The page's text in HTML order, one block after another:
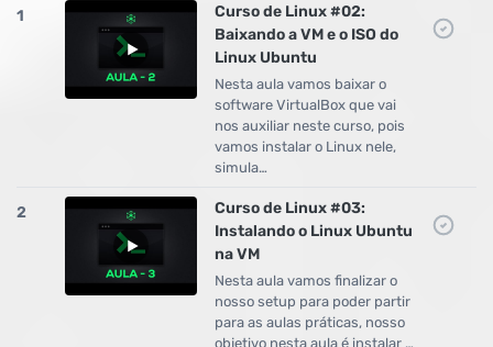
1
Curso de Linux #02:
Baixando a VM e o ISO do
Linux Ubuntu
Nesta aula vamos baixar o
software VirtualBox que vai
nos auxiliar neste curso, pois
vamos instalar o Linux nele,
simula…
2
Curso de Linux #03:
Instalando o Linux Ubuntu
na VM
Nesta aula vamos finalizar o
nosso setup para poder partir
para as aulas práticas, nosso
objetivo nesta aula é instalar …